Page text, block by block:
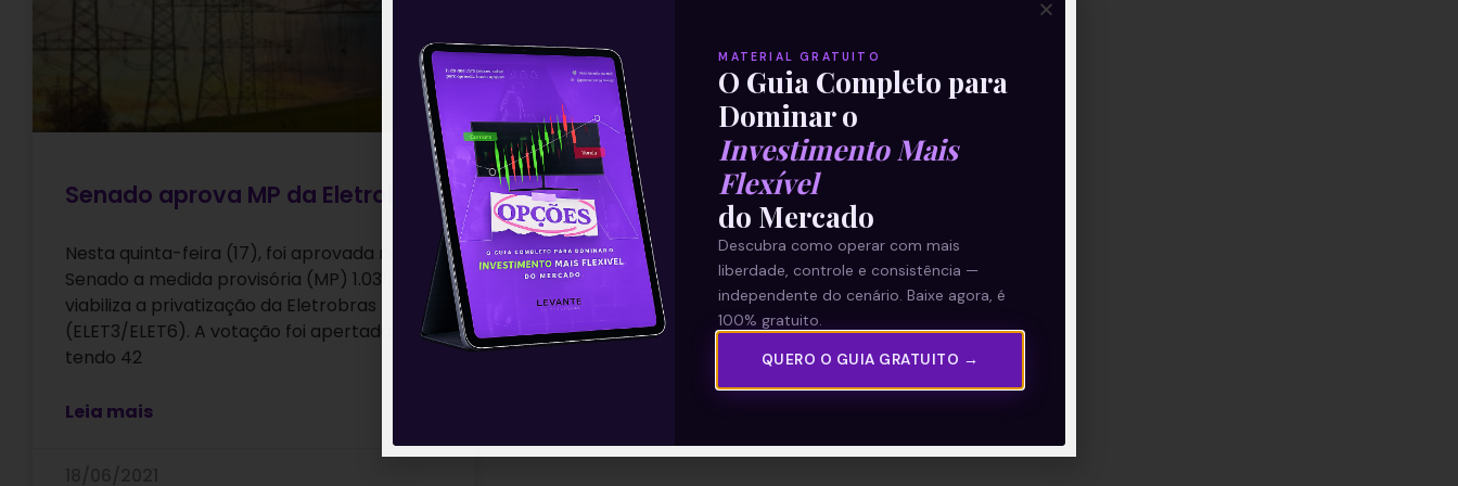
Senado aprova MP da Eletrobras
Nesta quinta-feira (17), foi aprovada no
Senado a medida provisória (MP) 1.031, que
viabiliza a privatização da Eletrobras
(ELET3/ELET6). A votação foi apertada,
tendo 42
Leia mais
MATERIAL GRATUITO
O Guia Completo para
Dominar o
Investimento Mais
Flexível
do Mercado
Descubra como operar com mais
liberdade, controle e consistência —
independente do cenário. Baixe agora, é
100% gratuito.
QUERO O GUIA GRATUITO →